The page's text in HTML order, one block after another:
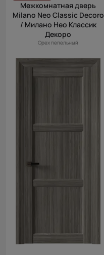
Межкомнатная дверь
Milano Neo Classic Decoro
/ Милано Нео Классик
Декоро
Орех пепельный